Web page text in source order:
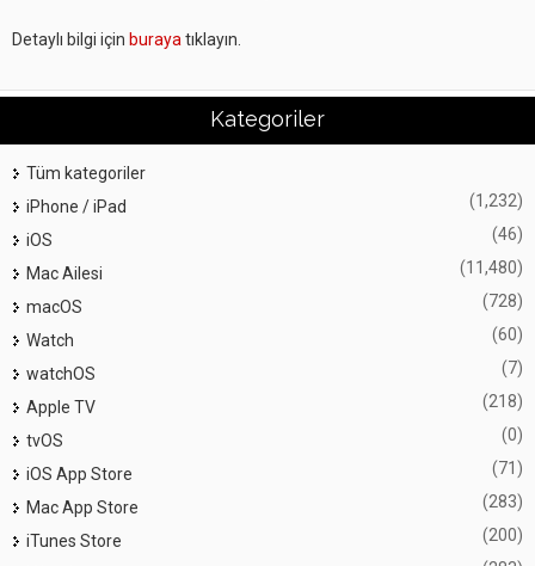
Detaylı bilgi için buraya tıklayın.
Kategoriler
Tüm kategoriler
iPhone / iPad
(1,232)
iOS (46)
Mac Ailesi (11,480)
macOS (728)
Watch (60)
watchOS (7)
Apple TV (218)
tvOS (0)
iOS App Store (71)
Mac App Store (283)
iTunes Store (200)